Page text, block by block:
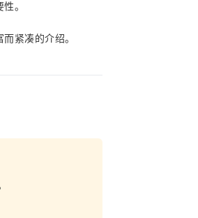
。
紧凑的介绍。